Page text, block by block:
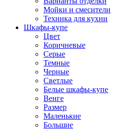
Мойки и смесители
Техника для кухни
Шкафы-купе
Цвет
Коричневые
Серые
Темные
Черные
Светлые
Белые шкафы-купе
Венге
Размер
Маленькие
Большие